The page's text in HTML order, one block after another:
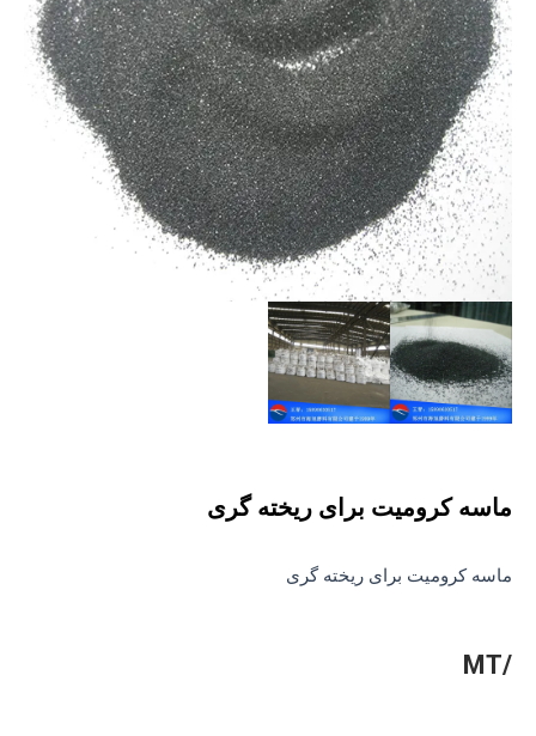
ماسه کرومیت برای ریخته گری
ماسه کرومیت برای ریخته گری
/MT